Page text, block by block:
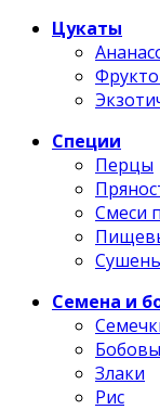
Цукаты
Специи
Перцы
Смеси
Семена и
Злаки
Рис